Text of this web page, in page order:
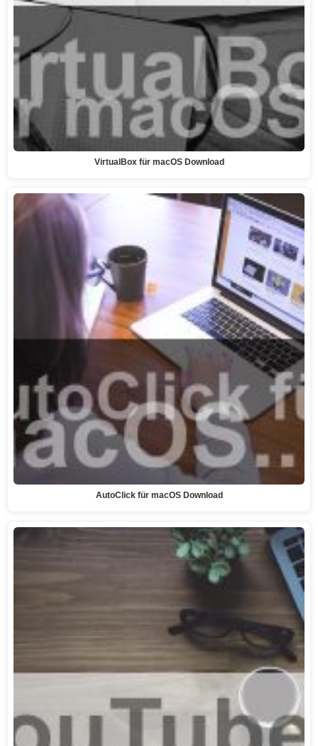
VirtualBox für macOS Download
AutoClick für macOS Download